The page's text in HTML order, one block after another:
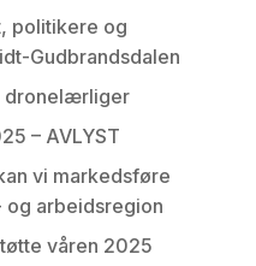
politikere og
Gudbrandsdalen
dronelærliger
– AVLYST
vi markedsføre
og arbeidsregion
våren 2025